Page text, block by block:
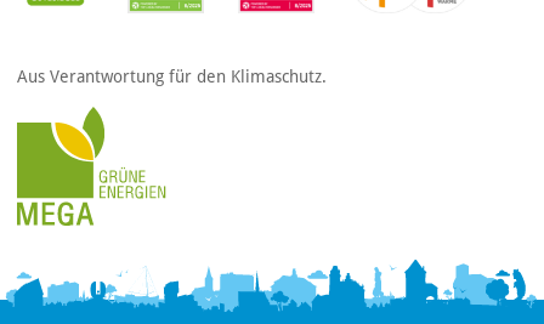
Aus Verantwortung für den Klimaschutz.